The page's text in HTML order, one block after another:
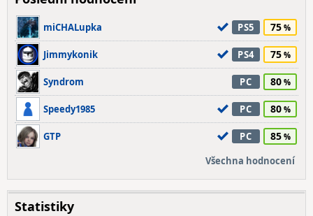
miCHALupka PS5 75
Jimmykonik PS4 75
Syndrom PC 80
Speedy1985 PC 80
GTP PC 85
Všechna hodnocení
Statistiky